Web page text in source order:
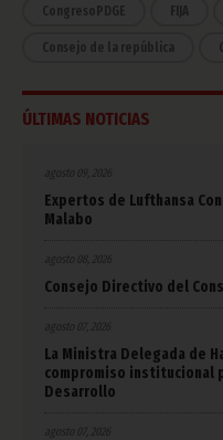
CongresoPDGE FIJA
Consejo de la república
ÚLTIMAS NOTICIAS
agosto 09, 2026
Expertos de Lufthansa
Malabo
agosto 08, 2026
Consejo Directivo del
agosto 07, 2026
La Ministra Delegada de
compromiso institucional
Desarrollo
agosto 07, 2026